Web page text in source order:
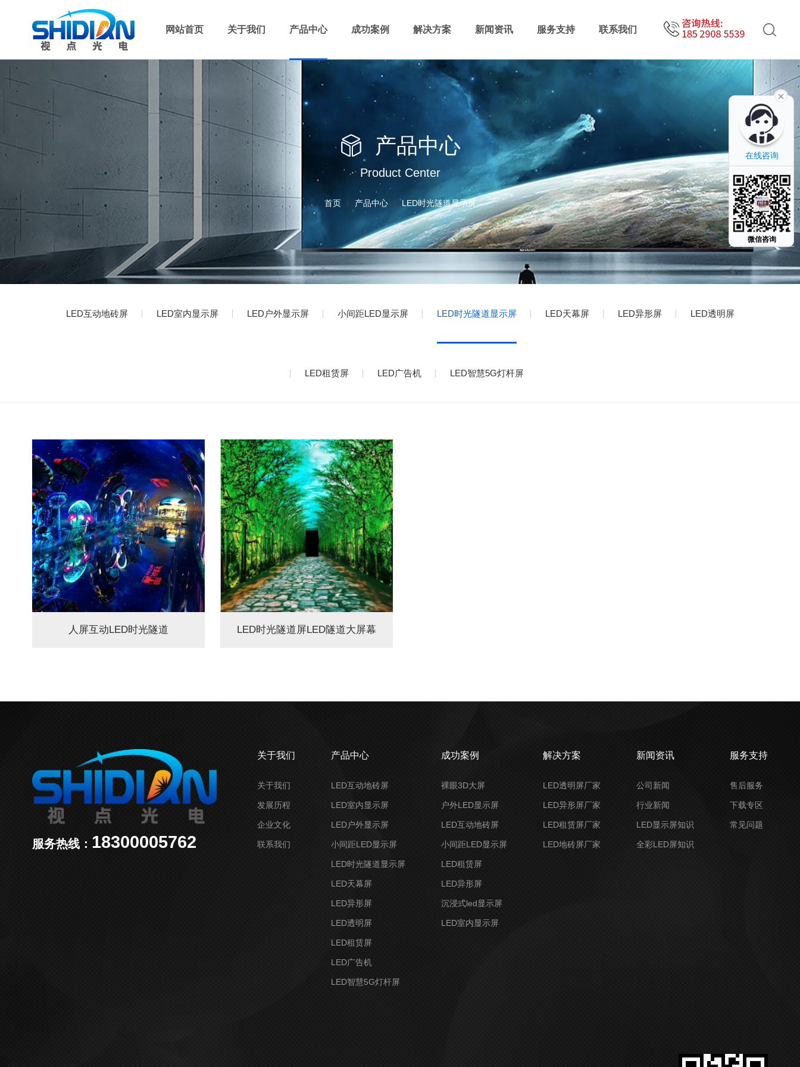
网站首页 关于我们 产品中心 成功案例 解决方案 新闻资讯 服务支持 联系我们
产品中心
Product Center
首页 产品中心 LED时光隧道显示屏
LED互动地砖屏 LED室内显示屏 LED户外显示屏 小间距LED显示屏 LED时光隧道显示屏 LED天幕屏 LED异形屏 LED透明屏
LED租赁屏 LED广告机 LED智慧5G灯杆屏
人屏互动LED时光隧道 LED时光隧道屏LED隧道大屏幕
服务热线： 18300005762
关于我们
关于我们
发展历程
企业文化
联系我们
产品中心
LED互动地砖屏
LED室内显示屏
LED户外显示屏
小间距LED显示屏
LED时光隧道显示屏
LED天幕屏
LED异形屏
LED透明屏
LED租赁屏
LED广告机
LED智慧5G灯杆屏
成功案例
裸眼3D大屏
户外LED显示屏
LED互动地砖屏
小间距LED显示屏
LED租赁屏
LED异形屏
沉浸式led显示屏
LED室内显示屏
解决方案
LED透明屏厂家
LED异形屏厂家
LED租赁屏厂家
LED地砖屏厂家
新闻资讯
公司新闻
行业新闻
LED显示屏知识
全彩LED屏知识
服务支持
售后服务
下载专区
常见问题
在线咨询
微信咨询